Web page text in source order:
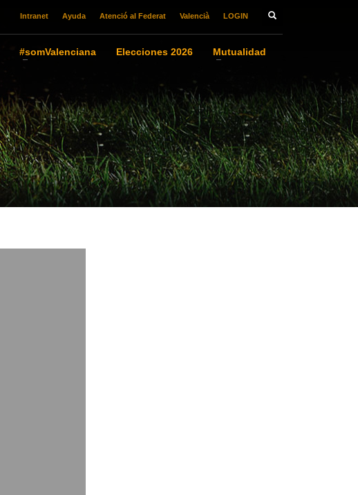
Intranet Ayuda Atenció al Federat Valencià LOGIN
#somValenciana Elecciones 2026
Mutualidad